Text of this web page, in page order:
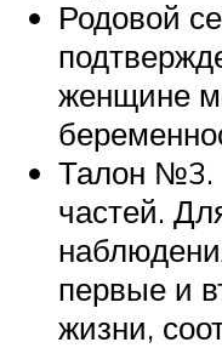
Родовой
женщине
Талон №3.
частей.
первые и
жизни,